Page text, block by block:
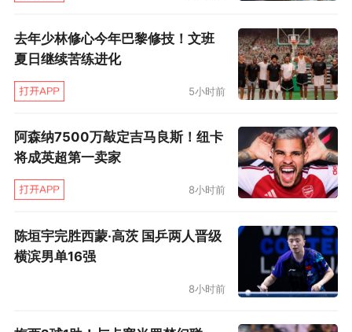
去年少林修心今年巴黎修技！文班
夏日继续苦练进化
5小时前
阿森纳7500万敲定吉马良斯！纽卡
将成英超第一卖家
8小时前
陈垣宇完胜西蒙·高茨 国乒两人晋级
横滨男单16强
8小时前